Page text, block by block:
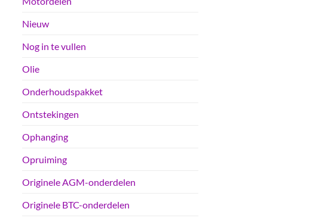
Nieuw
Nog in te vullen
Olie
Onderhoudspakket
Ontstekingen
Ophanging
Opruiming
Originele AGM-onderdelen
Originele BTC-onderdelen